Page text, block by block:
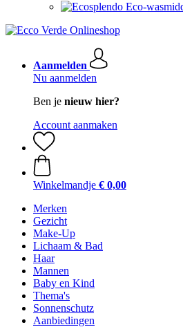
Eco-
Aanmelden
Nu aanmelden
Ben je nieuw hier?
Account aanmaken
Winkelmandje € 0,00
Merken
Gezicht
Make-Up
Lichaam & Bad
Haar
Mannen
Baby en Kind
Thema's
Sonnenschutz
Aanbiedingen